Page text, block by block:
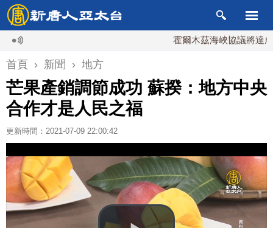
霍爾木茲海峽協議將達成？伊
首頁 › 新聞 › 地方
芒果產銷調節成功 蘇揆：地方中央
合作才是人民之福
更新時間：2021-07-09 22:00:42